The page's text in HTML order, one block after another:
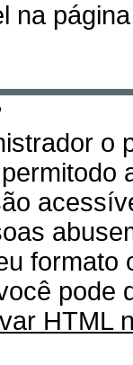
na
o
formato
pode
HTML